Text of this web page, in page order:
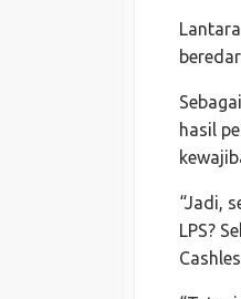
hasil
“Jadi,
LPS?